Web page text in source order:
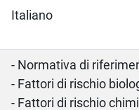
Italiano
- Normativa di
- Fattori di rischio
- Fattori di rischio